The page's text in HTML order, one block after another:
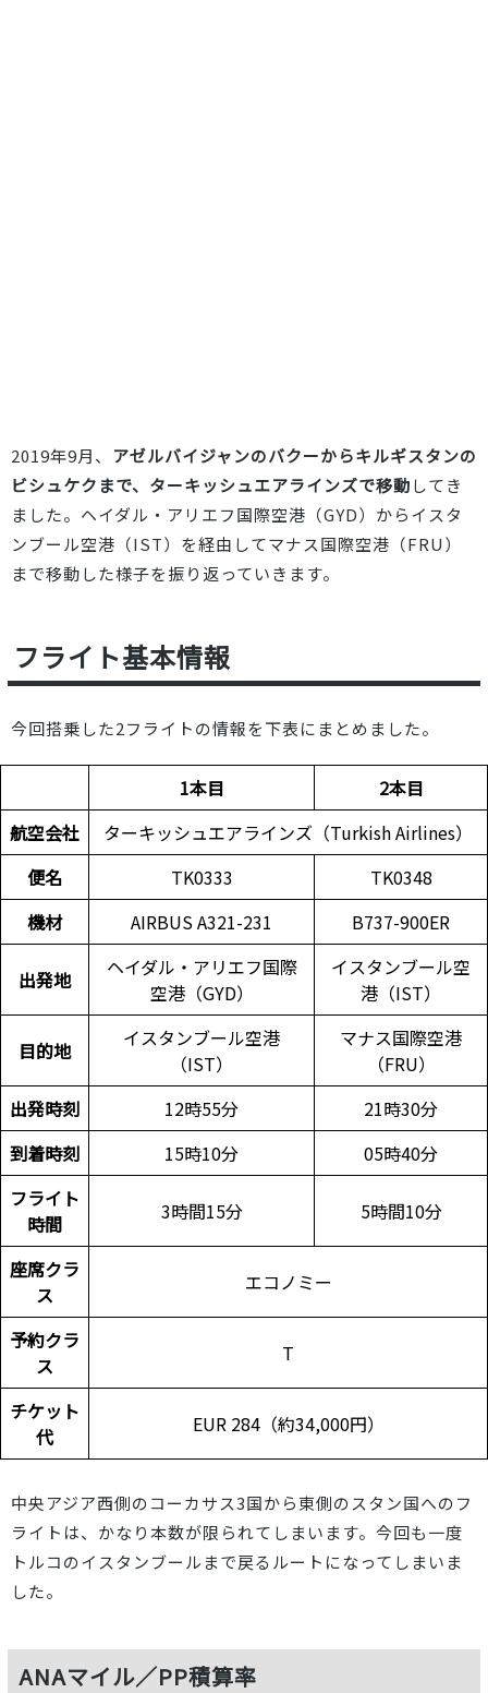
2019年9月、 アゼルバイジャンのバクーからキルギスタンの
ビシュケクまで、ターキッシュエアラインズで移動してき
ました。ヘイダル・アリエフ国際空港（GYD）からイスタ
ンブール空港（IST）を経由してマナス国際空港（FRU）
まで移動した様子を振り返っていきます。
フライト基本情報
今回搭乗した2フライトの情報を下表にまとめました。
1本目
2本目
航空会社
ターキッシュエアラインズ（Turkish Airlines）
便名
TK0333
TK0348
機材
AIRBUS A321-231 B737-900ER
出発地
ヘイダル・アリエフ国際
空港（GYD）
イスタンブール空
港（IST）
目的地
イスタンブール空港
（IST）
マナス国際空港
（FRU）
出発時刻
12時55分
21時30分
到着時刻
15時10分
05時40分
フライト
時間
3時間15分 5時間10分
座席クラ
ス
エコノミー
予約クラ
ス
T
チケット
代
EUR 284（約34,000円）
中央アジア西側のコーカサス3国から東側のスタン国へのフ
ライトは、かなり本数が限られてしまいます。今回も一度
トルコのイスタンブールまで戻るルートになってしまいま
した。
ANAマイル／PP積算率